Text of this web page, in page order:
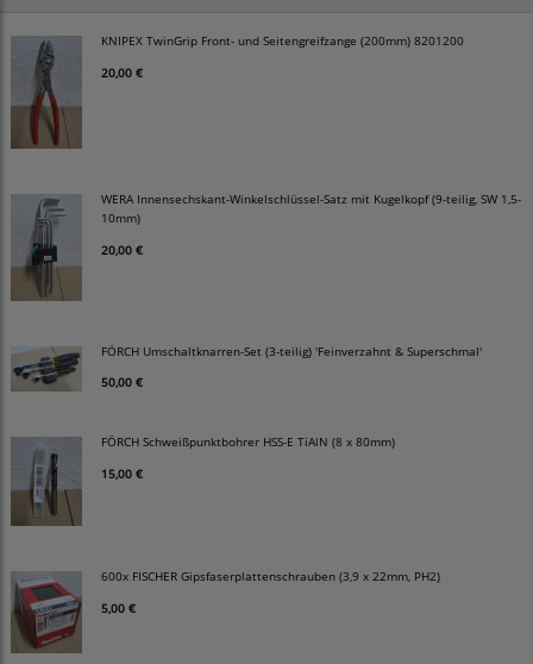
KNIPEX TwinGrip Front- und Seitengreifzange (200mm) 8201200
20,00 €
WERA Innensechskant-Winkelschlüssel-Satz mit Kugelkopf (9-teilig, SW 1,5-
10mm)
20,00 €
FÖRCH Umschaltknarren-Set (3-teilig) 'Feinverzahnt & Superschmal'
50,00 €
FÖRCH Schweißpunktbohrer HSS-E TiAlN (8 x 80mm)
15,00 €
600x FISCHER Gipsfaserplattenschrauben (3,9 x 22mm, PH2)
5,00 €